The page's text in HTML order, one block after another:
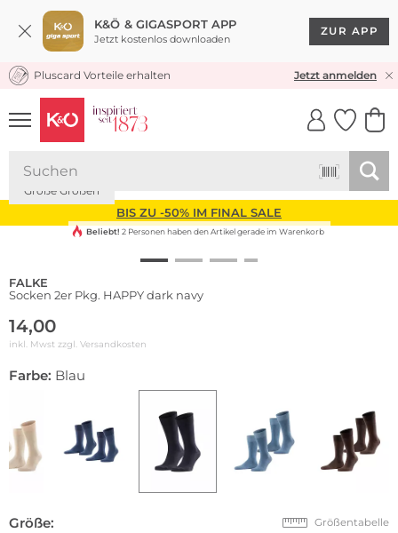
K&Ö & GIGASPORT APP
Jetzt kostenlos downloaden
ZUR APP
KOSTENLOSER VERSAND* & RÜCKVERSAND
Pluscard Vorteile erhalten Jetzt anmelden
UNSERE APP
CLICK &
BIS ZU -50% IM FINAL SALE
Große Größen
Beliebt! 2 Personen haben den Artikel gerade im Warenkorb
FALKE
Socken 2er Pkg. HAPPY dark navy
14,00
inkl. Mwst zzgl. Versandkosten
Farbe: Blau
Größe: Größentabelle